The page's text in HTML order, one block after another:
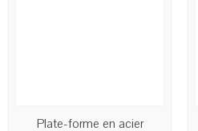
EN STOCK
Plate-forme en acier